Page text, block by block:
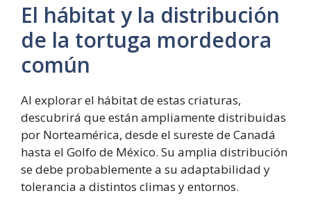
El hábitat y la distribución
de la tortuga mordedora
común
Al explorar el hábitat de estas criaturas,
descubrirá que están ampliamente distribuidas
por Norteamérica, desde el sureste de Canadá
hasta el Golfo de México. Su amplia distribución
se debe probablemente a su adaptabilidad y
tolerancia a distintos climas y entornos.